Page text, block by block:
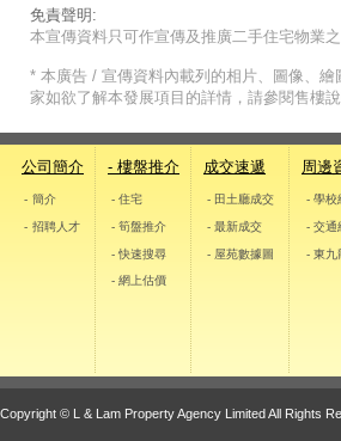
免責聲明:
本宣傳資料只可作宣傳及推廣二手住宅物業
* 本廣告 / 宣傳資料內載列的相片、圖像、
家如欲了解本發展項目的詳情，請參閱售樓
公司簡介
- 簡介
- 招聘人才
- 樓盤推介
- 住宅
- 筍盤推介
- 快速搜尋
- 網上估價
成交速遞
- 田土廳成交
- 最新成交
- 屋苑數據圖
周邊
- 學校
- 交通
- 東九
Copyright © L & Lam Property Agency Limited All Rights